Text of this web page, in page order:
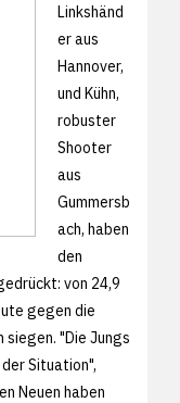
Linkshänd
er aus
Hannover,
und Kühn,
robuster
Shooter
aus
Gummersb
ach, haben
den
von 24,9
gegen die
"Die Jungs
Situation",
Neuen haben